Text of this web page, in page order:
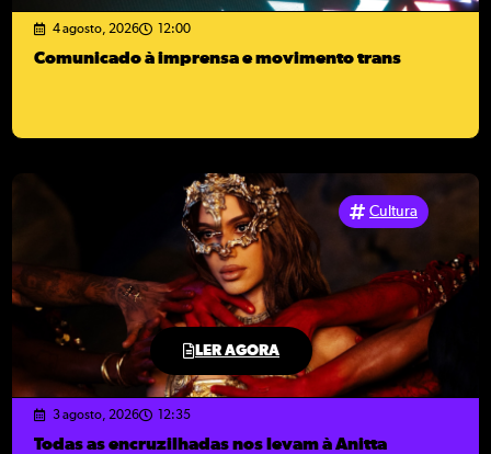
4 agosto, 2026 12:00
Comunicado à imprensa e movimento trans
LER AGORA
Cultura
3 agosto, 2026 12:35
Todas as encruzilhadas nos levam à Anitta